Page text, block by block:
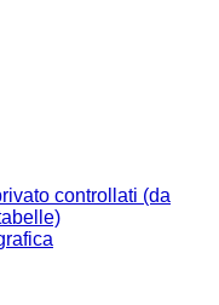
controllati (da